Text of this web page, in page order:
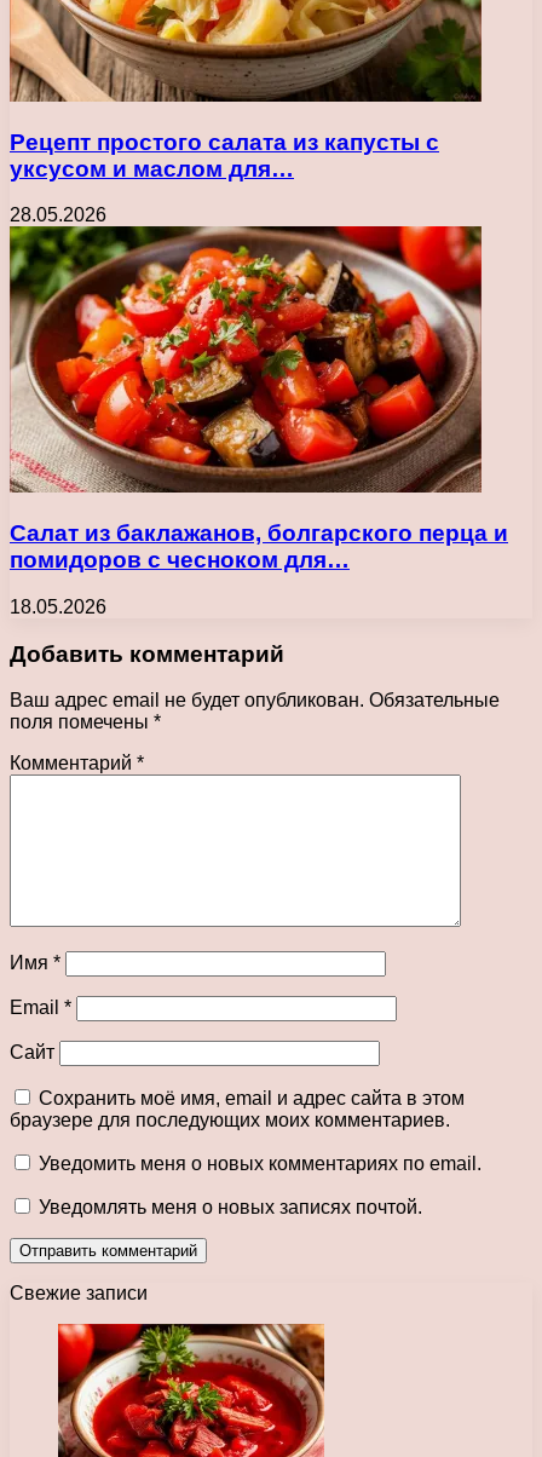
Рецепт простого салата из капусты с
уксусом и маслом для…
28.05.2026
Салат из баклажанов, болгарского перца и
помидоров с чесноком для…
18.05.2026
Добавить комментарий
Ваш адрес email не будет опубликован. Обязательные
поля помечены *
Комментарий *
Имя *
Email *
Сайт
Сохранить моё имя, email и адрес сайта в этом
браузере для последующих моих комментариев.
Уведомить меня о новых комментариях по email.
Уведомлять меня о новых записях почтой.
Свежие записи